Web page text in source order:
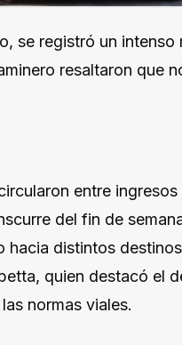
se registró un
resaltaron que
entre
del fin de
hacia distintos
quien destacó el
normas viales.